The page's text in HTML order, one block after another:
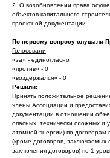
2. О возобновлении права
объектов капитального
проектной документации.
По первому вопросу слушали
Голосовали
«за» - единогласно
«против» - 0
«воздержался» - 0
Решили:
Принять положительное
члены Ассоциации и
документации в отношении
опасных, технически сложных и
атомной энергии) по договорам
(кроме договоров, заключаемых
заключения договоров) по 1